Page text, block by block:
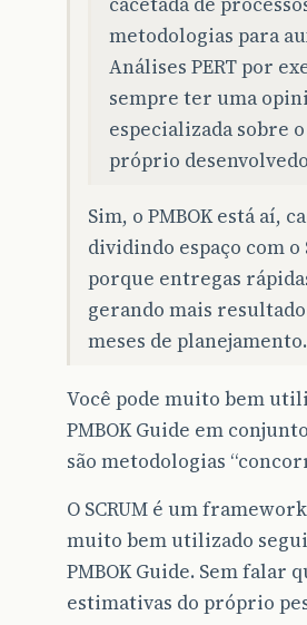
metodologias para
Análises PERT por
sempre ter uma
especializada sobre
próprio
Sim, o PMBOK está aí,
dividindo espaço com o
porque entregas
gerando mais
meses de planejamento.
Você pode muito bem
PMBOK Guide em
são metodologias
O SCRUM é um
muito bem utilizado
PMBOK Guide. Sem falar
estimativas do próprio